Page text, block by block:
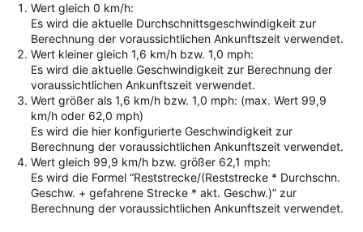
Wert gleich 0 km/h:
Es wird die aktuelle Durchschnittsgeschwindigkeit zur
Berechnung der voraussichtlichen Ankunftszeit verwendet.
Wert kleiner gleich 1,6 km/h bzw. 1,0 mph:
Es wird die aktuelle Geschwindigkeit zur Berechnung der
voraussichtlichen Ankunftszeit verwendet.
Wert größer als 1,6 km/h bzw. 1,0 mph: (max. Wert 99,9
km/h oder 62,0 mph)
Es wird die hier konfigurierte Geschwindigkeit zur
Berechnung der voraussichtlichen Ankunftszeit verwendet.
Wert gleich 99,9 km/h bzw. größer 62,1 mph:
Es wird die Formel “Reststrecke/(Reststrecke * Durchschn.
Geschw. + gefahrene Strecke * akt. Geschw.)” zur
Berechnung der voraussichtlichen Ankunftszeit verwendet.